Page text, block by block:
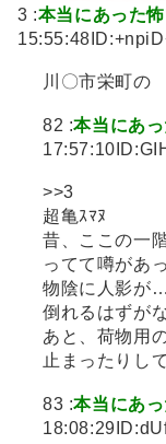
3 :本当にあった
川〇市栄町の
82 :本当にあ
>>3
超亀ｽﾏﾇ
昔、ここの一
ってて噂があ
物陰に人影が
倒れるはずが
あと、荷物用
止まったりし
83 :本当にあ